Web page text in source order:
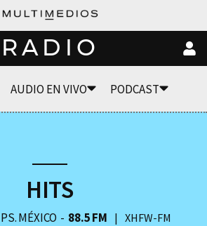
RADIO
AUDIO EN VIVO PODCAST
HITS
MÉXICO 88.5 FM XHFW-FM